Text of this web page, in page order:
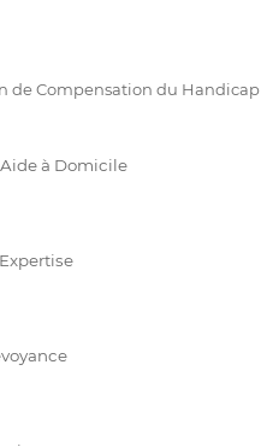
de Compensation du Handicap
à Domicile